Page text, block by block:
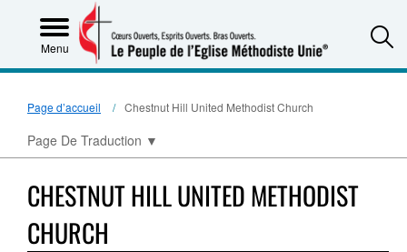
Menu
Page d’accueil Chestnut Hill United Methodist Church
Page De Traduction ▼
CHESTNUT HILL UNITED METHODIST
CHURCH